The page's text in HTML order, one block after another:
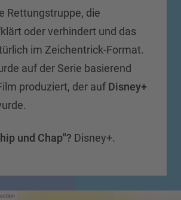
Rettungstruppe, die
oder verhindert und das
im Zeichentrick-Format.
auf der Serie basierend
produziert, der auf Disney+
und Chap"? Disney+.